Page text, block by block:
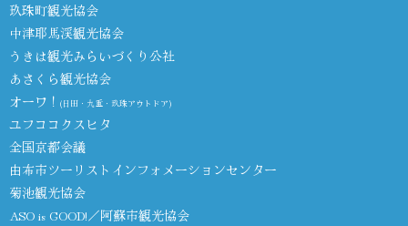
玖珠町観光協会
中津耶馬渓観光協会
うきは観光みらいづくり公社
あさくら観光協会
オーワ！ (日田・九重・玖珠アウトドア)
ユフココクスヒタ
全国京都会議
由布市ツーリストインフォメーションセンター
菊池観光協会
ASO is GOOD!／阿蘇市観光協会